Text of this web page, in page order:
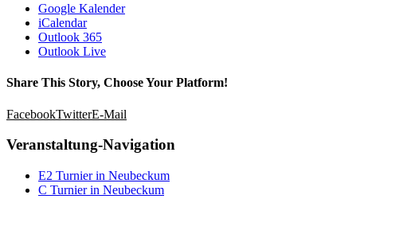
Google Kalender
iCalendar
Outlook 365
Outlook Live
Share This Story, Choose Your Platform!
FacebookTwitterE-Mail
Veranstaltung-Navigation
E2 Turnier in Neubeckum
C Turnier in Neubeckum